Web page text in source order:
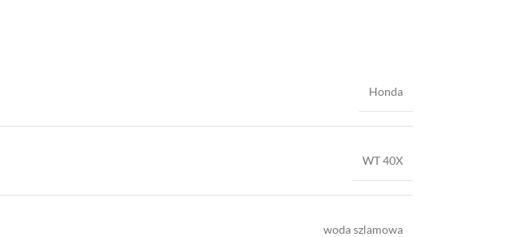
Honda
WT 40X
woda szlamowa